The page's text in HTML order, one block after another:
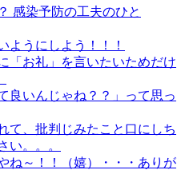
感染予防の工夫のひと
ようにしよう！！！
「お礼」を言いたいためだけ
良いんじゃね？？」って思っ
て、批判じみたこと口にしち
い。。。
ね～！！（嬉）・・・ありが